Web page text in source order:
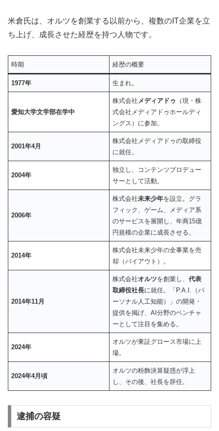
米倉氏は、オルツを創業する以前から、複数のIT企業を立
ち上げ、成長させた経歴を持つ人物です。
時期 経歴の概要
1977年 生まれ。
愛知大学文学部在学中
株式会社メディアドゥ
（現・株
式会社メディアドゥホールディ
ングス）に参加。
2001年4月
株式会社メディアドゥの取締役
に就任。
2004年
独立し、コンテンツプロデュー
サーとして活動。
2006年
株式会社未来少年を設立。グラ
フィック、ゲーム、メディア系
のサービスを展開し、年商15億
円規模の企業に成長させる。
2014年
株式会社未来少年の全事業を売
却（バイアウト）。
2014年11月
株式会社オルツを創業し、代表
取締役社長に就任。「P.A.I.（パ
ーソナル人工知能）」の開発・
提供を掲げ、AI分野のベンチャ
ーとして注目を集める。
2024年
オルツが東証グロース市場に上
場。
2024年4月頃
オルツの粉飾決算疑惑が浮上
し、その後、社長を辞任。
逮捕の容疑